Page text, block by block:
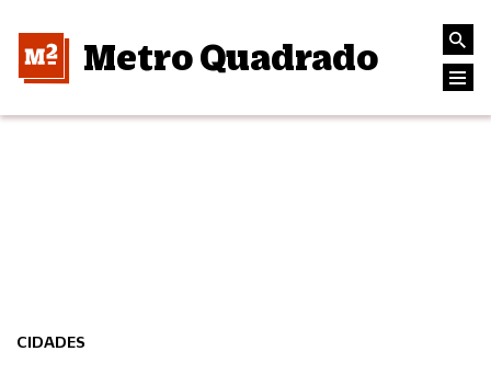
Metro Quadrado
CIDADES